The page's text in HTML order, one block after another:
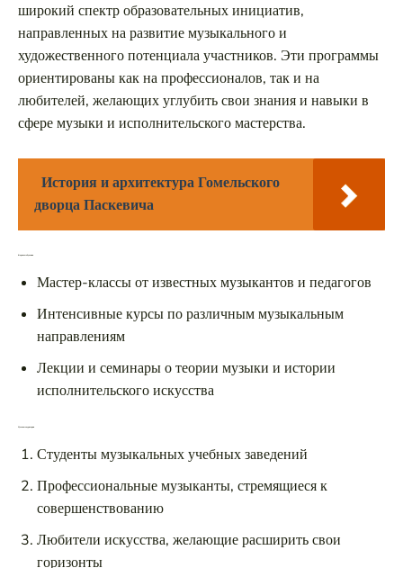
широкий спектр образовательных инициатив,
направленных на развитие музыкального и
художественного потенциала участников. Эти программы
ориентированы как на профессионалов, так и на
любителей, желающих углубить свои знания и навыки в
сфере музыки и исполнительского мастерства.
История и архитектура Гомельского
дворца Паскевича
Форматы обучения
Мастер-классы от известных музыкантов и педагогов
Интенсивные курсы по различным музыкальным
направлениям
Лекции и семинары о теории музыки и истории
исполнительского искусства
Целевые аудитории
Студенты музыкальных учебных заведений
Профессиональные музыканты, стремящиеся к
совершенствованию
Любители искусства, желающие расширить свои
горизонты